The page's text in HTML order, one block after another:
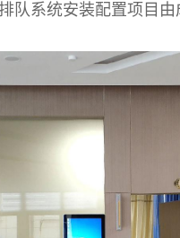
队系统安装配置项目